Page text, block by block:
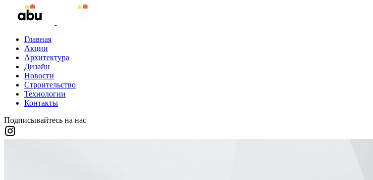
Главная
Акции
Архитектура
Дизайн
Новости
Строительство
Технологии
Контакты
Подписывайтесь на нас